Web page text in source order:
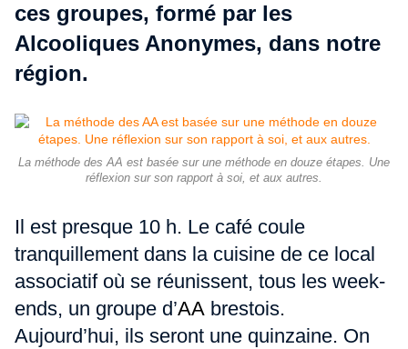
ces groupes, formé par les
Alcooliques Anonymes, dans notre
région.
La méthode des AA est basée sur une méthode en douze étapes. Une
réflexion sur son rapport à soi, et aux autres.
Il est presque 10 h. Le café coule
tranquillement dans la cuisine de ce local
associatif où se réunissent, tous les week-
ends, un groupe d’AA brestois.
Aujourd’hui, ils seront une quinzaine. On